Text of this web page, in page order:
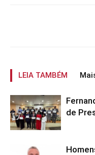
LEIA TAMBÉM
de